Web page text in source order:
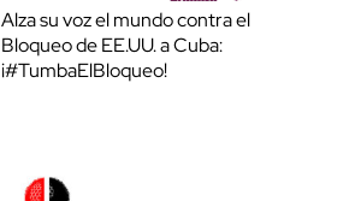
Alza su voz el mundo contra el
Bloqueo de EE.UU. a Cuba:
¡#TumbaElBloqueo!